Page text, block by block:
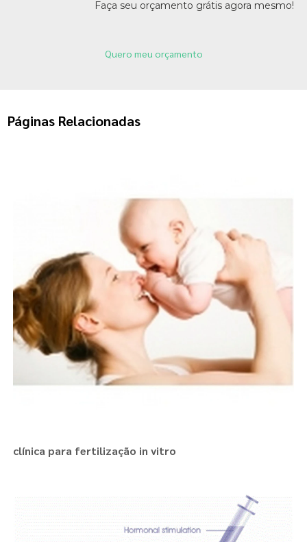
Faça seu orçamento grátis agora mesmo!
Quero meu orçamento
Páginas Relacionadas
clínica para fertilização in vitro